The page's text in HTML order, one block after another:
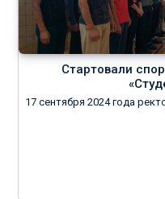
Стартовали
17 сентября 2024 года